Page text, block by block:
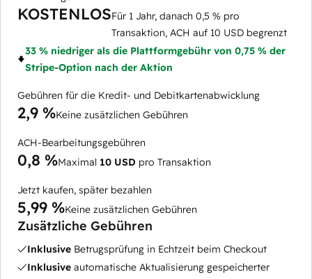
KOSTENLOSFür 1 Jahr, danach 0,5 % pro
Transaktion, ACH auf 10 USD begrenzt
33 % niedriger als die Plattformgebühr von 0,75 % der
Stripe-Option nach der Aktion
Gebühren für die Kredit- und Debitkartenabwicklung
2,9 %Keine zusätzlichen Gebühren
ACH-Bearbeitungsgebühren
0,8 %Maximal 10 USD pro Transaktion
Jetzt kaufen, später bezahlen
5,99 %Keine zusätzlichen Gebühren
Zusätzliche Gebühren
Inklusive Betrugsprüfung in Echtzeit beim Checkout
Inklusive automatische Aktualisierung gespeicherter